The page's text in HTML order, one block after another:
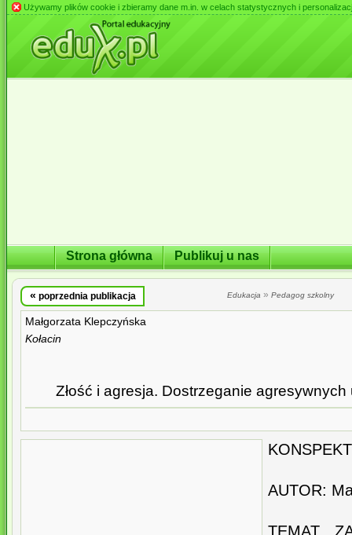
Używamy plików cookie i zbieramy dane m.in. w celach statystycznych i
Strona główna Publikuj u nas
« poprzednia publikacja Edukacja » Pedagog szkolny
Małgorzata Klepczyńska
Kołacin
Złość i agresja. Dostrzeganie
AUTOR:
TEMAT